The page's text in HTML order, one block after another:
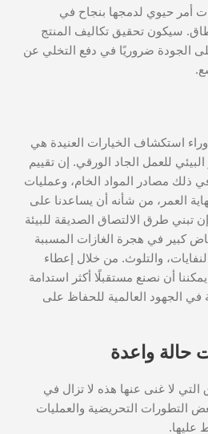
أمر حيوي لدمجها بنجاح في
سيكون تحقيق تكاليف المنتج
الجودة ضروريًا في دفع التخلي عن
وراء استكشاف الخيارات العنيدة هي
للعمل الجاد الورقي. إن تقييم
في ذلك مصادر المواد الخام، وعمليات
العمر، من شأنه أن يساعدنا على
تبني طرق الالتصاق الصديقة للبيئة
كبير في هجرة الغازات المسببة
والتلوث. من خلال إعطاء
يمكننا أن نصنع مستقبلًا أكثر استدامة
في الجهود العالمية للحفاظ على
حالة واعدة
لا غنى عنها هذه لا تزال في
التطورات التحريضية والعمليات
عليها.